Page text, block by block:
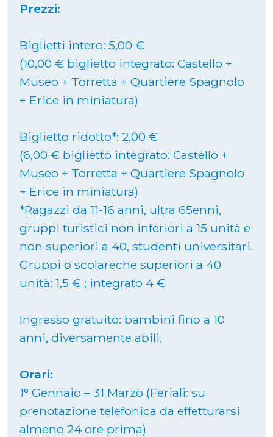
Prezzi:
Biglietti intero: 5,00 €
(10,00 € biglietto integrato: Castello +
Museo + Torretta + Quartiere Spagnolo
+ Erice in miniatura)
Biglietto ridotto*: 2,00 €
(6,00 € biglietto integrato: Castello +
Museo + Torretta + Quartiere Spagnolo
+ Erice in miniatura)
*Ragazzi da 11-16 anni, ultra 65enni,
gruppi turistici non inferiori a 15 unità e
non superiori a 40, studenti universitari.
Gruppi o scolareche superiori a 40
unità: 1,5 € ; integrato 4 €
Ingresso gratuito: bambini fino a 10
anni, diversamente abili.
Orari:
1° Gennaio – 31 Marzo (Feriali: su
prenotazione telefonica da effetturarsi
almeno 24 ore prima)